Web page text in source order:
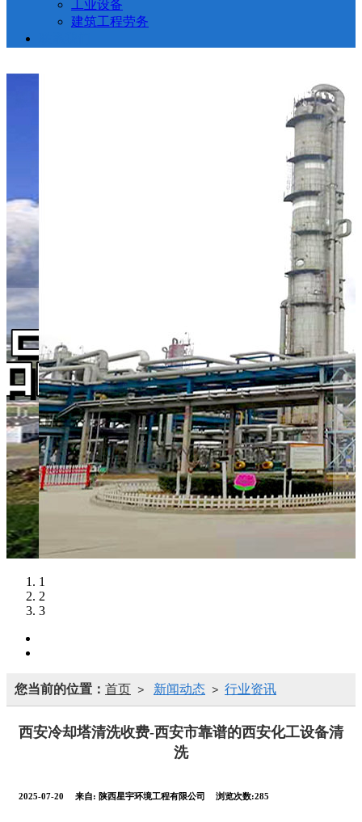
工业设备
建筑工程劳务
1
2
3
您当前的位置： 首页 > 新闻动态 > 行业资讯
西安冷却塔清洗收费-西安市靠谱的西安化工设备清
洗
2025-07-20 来自: 陕西星宇环境工程有限公司 浏览次数:285